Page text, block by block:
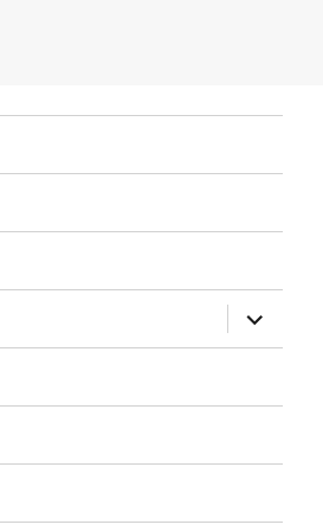
laienda